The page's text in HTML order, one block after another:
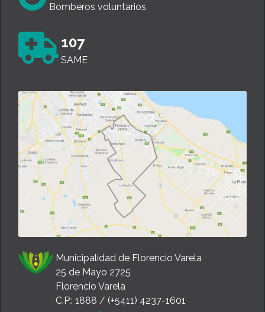
Bomberos voluntarios
107
SAME
Municipalidad de Florencio Varela
25 de Mayo 2725
Florencio Varela
C.P.: 1888 / (+5411) 4237-1601